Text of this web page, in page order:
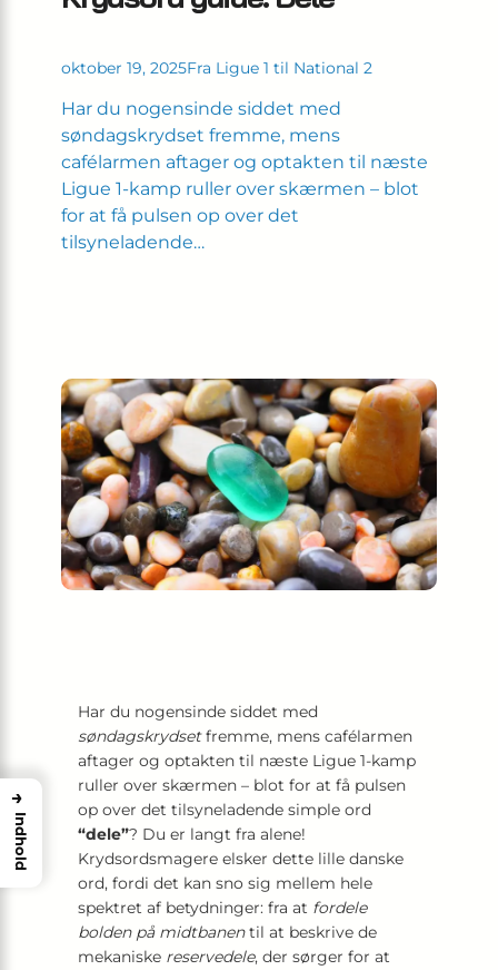
oktober 19, 2025Fra Ligue 1 til National 2
Har du nogensinde siddet med
søndagskrydset fremme, mens
cafélarmen aftager og optakten til næste
Ligue 1-kamp ruller over skærmen – blot
for at få pulsen op over det
tilsyneladende…
Har du nogensinde siddet med
søndagskrydsetfremme, mens cafélarmen
aftager og optakten til næste Ligue 1-kamp
ruller over skærmen – blot for at få pulsen
op over det tilsyneladende simple ord
“dele”? Du er langt fra alene!
Krydsordsmagere elsker dette lille danske
ord, fordi det kan sno sig mellem hele
spektret af betydninger: fra at fordele
bolden på midtbanentil at beskrive de
mekaniske reservedele, der sørger for at
→
Indhold